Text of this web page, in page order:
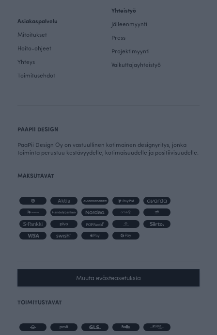
Asiakaspalvelu
Mitoitukset
Hoito-ohjeet
Yhteys
Toimitusehdot
Yhteistyö
Jälleenmyynti
Press
Projektimyynti
Vaikuttajayhteistyö
PAAPII DESIGN
PaaPii Design Oy on vastuullinen kotimainen designyritys, jonka
toiminta perustuu kestävyydelle, kotimaisuudelle ja positiivisuudelle.
MAKSUTAVAT
Muuta evästeasetuksia
TOIMITUSTAVAT